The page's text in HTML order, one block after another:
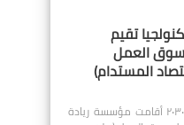
تقيم
العمل
المستدام)
✍️ سهيلة محي على نهج رؤية مصر ٢٠٣٠ أقامت مؤسسة ريادة